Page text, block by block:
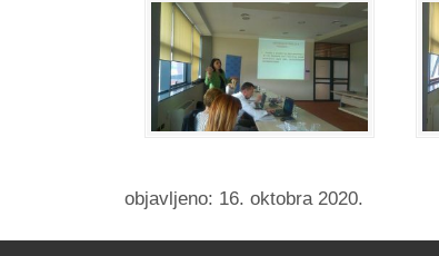
objavljeno: 16. oktobra 2020.